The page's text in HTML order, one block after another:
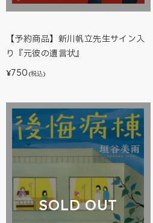
【予約商品】新川帆立先生サイン入
り『元彼の遺言状』
¥750 (税込)
SOLD OUT